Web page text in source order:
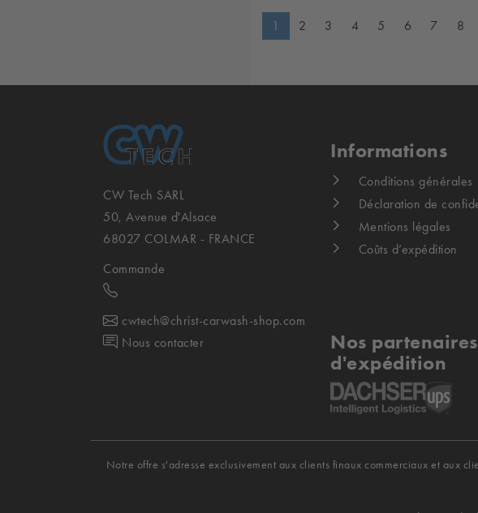
1 2 3 4 5 6 7 8
CW Tech SARL
50, Avenue d'Alsace
68027 COLMAR - FRANCE
Commande
cwtech@christ-carwash-shop.com
Nous contacter
Informations
Conditions générales
Déclaration de
Mentions légales
Coûts d’expédition
Nos partenaires
d'expédition
Notre offre s'adresse exclusivement aux clients finaux commerciaux et aux